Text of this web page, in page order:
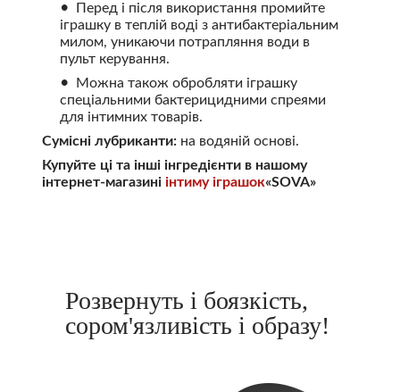
Перед і після використання промийте
іграшку в теплій воді з антибактеріальним
милом, уникаючи потрапляння води в
пульт керування.
Можна також обробляти іграшку
спеціальними бактерицидними спреями
для інтимних товарів.
Сумісні лубриканти:на водяній основі.
Купуйте ці та інші інгредієнти в нашому
інтернет-магазині інтиму іграшок«SOVA»
Розвернуть і боязкість,
сором'язливість і образу!